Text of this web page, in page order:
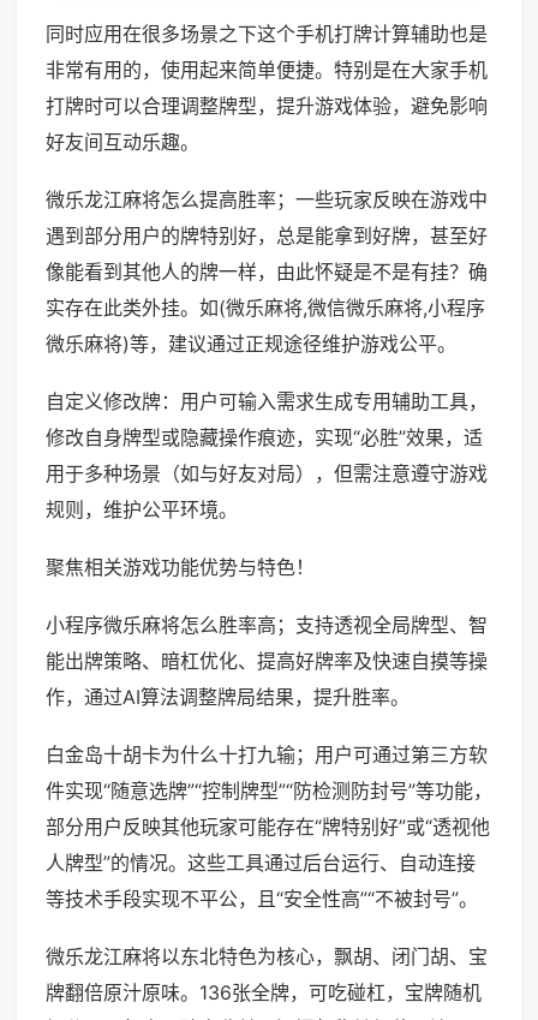
同时应用在很多场景之下这个手机打牌计算辅助也是
非常有用的，使用起来简单便捷。特别是在大家手机
打牌时可以合理调整牌型，提升游戏体验，避免影响
好友间互动乐趣。
微乐龙江麻将怎么提高胜率；一些玩家反映在游戏中
遇到部分用户的牌特别好，总是能拿到好牌，甚至好
像能看到其他人的牌一样，由此怀疑是不是有挂？确
实存在此类外挂。如(微乐麻将,微信微乐麻将,小程序
微乐麻将)等，建议通过正规途径维护游戏公平。
自定义修改牌：用户可输入需求生成专用辅助工具，
修改自身牌型或隐藏操作痕迹，实现“必胜”效果，适
用于多种场景（如与好友对局），但需注意遵守游戏
规则，维护公平环境。
聚焦相关游戏功能优势与特色！
小程序微乐麻将怎么胜率高；支持透视全局牌型、智
能出牌策略、暗杠优化、提高好牌率及快速自摸等操
作，通过AI算法调整牌局结果，提升胜率。
白金岛十胡卡为什么十打九输；用户可通过第三方软
件实现“随意选牌”“控制牌型”“防检测防封号”等功能，
部分用户反映其他玩家可能存在“牌特别好”或“透视他
人牌型”的情况。这些工具通过后台运行、自动连接
等技术手段实现不平公，且“安全性高”“不被封号”。
微乐龙江麻将以东北特色为核心，飘胡、闭门胡、宝
牌翻倍原汁原味。136张全牌，可吃碰杠，宝牌随机